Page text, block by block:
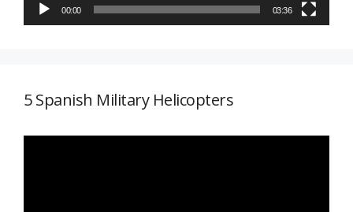
00:00 03:36
5 Spanish Military Helicopters